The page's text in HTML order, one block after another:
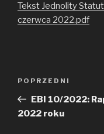
Tekst Jednolity
czerwca 2022.pdf
Poprzedni
wpis
POPRZEDNI
EBI 10/2022:
2022 roku